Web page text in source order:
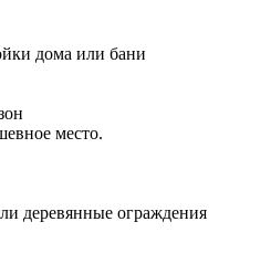
дома или бани
место.
деревянные ограждения